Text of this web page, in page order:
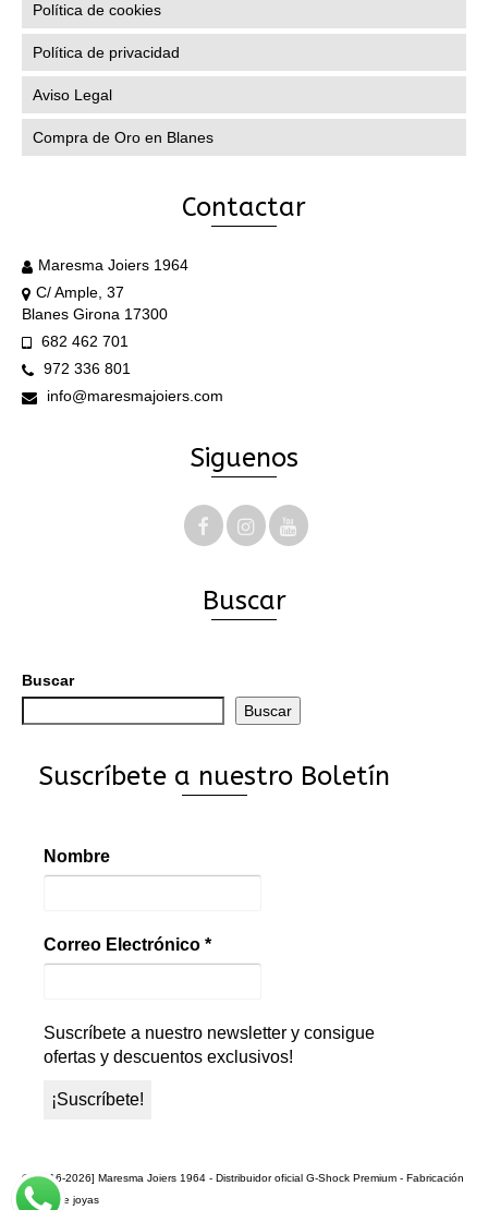
Política de cookies
Política de privacidad
Aviso Legal
Compra de Oro en Blanes
Contactar
Maresma Joiers 1964
C/ Ample, 37
Blanes Girona 17300
682 462 701
972 336 801
info@maresmajoiers.com
Siguenos
Buscar
Buscar
Buscar
Suscríbete a nuestro Boletín
Nombre
Correo Electrónico *
Suscríbete a nuestro newsletter y consigue
ofertas y descuentos exclusivos!
© [2016-2026] Maresma Joiers 1964 - Distribuidor oficial G-Shock Premium - Fabricación
propia de joyas